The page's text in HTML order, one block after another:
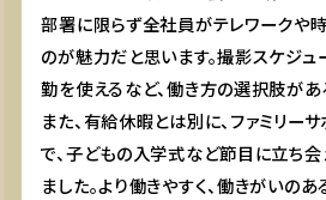
部署に限らず全社員がテレワークや
のが魅力だと思います。撮影スケジ
勤を使えるなど、働き方の選択肢があ
また、有給休暇とは別に、ファミリー
で、子どもの入学式など節目に立ち
ました。より働きやすく、働きがいの